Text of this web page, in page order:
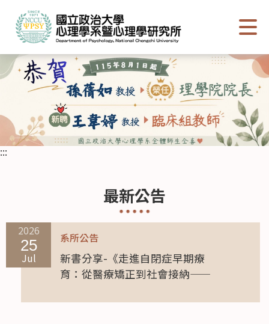
容
區
塊
:::
最新公告
2026
25
Jul
系所公告
新書分享-《走進自閉症早期療
育：從醫療矯正到社會接納——
究》